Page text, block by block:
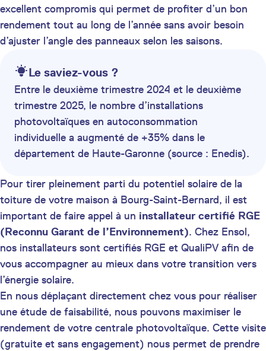
excellent compromis qui permet de profiter d’un bon
rendement tout au long de l’année sans avoir besoin
d’ajuster l’angle des panneaux selon les saisons.
Le saviez-vous ?
Entre le deuxième trimestre 2024 et le deuxième
trimestre 2025, le nombre d’installations
photovoltaïques en autoconsommation
individuelle a augmenté de +35% dans le
département de Haute-Garonne (source : Enedis).
Pour tirer pleinement parti du potentiel solaire de la
toiture de votre maison à Bourg-Saint-Bernard, il est
important de faire appel à un installateur certifié RGE
(Reconnu Garant de l’Environnement). Chez Ensol,
nos installateurs sont certifiés RGE et QualiPV afin de
vous accompagner au mieux dans votre transition vers
l’énergie solaire.
En nous déplaçant directement chez vous pour réaliser
une étude de faisabilité, nous pouvons maximiser le
rendement de votre centrale photovoltaïque. Cette visite
(gratuite et sans engagement) nous permet de prendre